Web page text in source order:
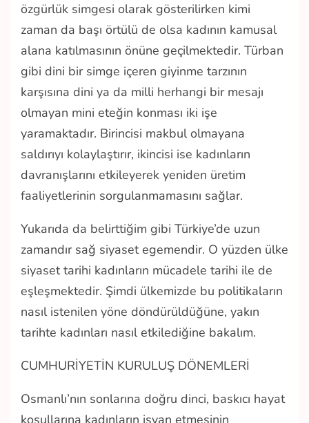
özgürlük simgesi olarak gösterilirken kimi
zaman da başı örtülü de olsa kadının kamusal
alana katılmasının önüne geçilmektedir. Türban
gibi dini bir simge içeren giyinme tarzının
karşısına dini ya da milli herhangi bir mesajı
olmayan mini eteğin konması iki işe
yaramaktadır. Birincisi makbul olmayana
saldırıyı kolaylaştırır, ikincisi ise kadınların
davranışlarını etkileyerek yeniden üretim
faaliyetlerinin sorgulanmamasını sağlar.
Yukarıda da belirttiğim gibi Türkiye’de uzun
zamandır sağ siyaset egemendir. O yüzden ülke
siyaset tarihi kadınların mücadele tarihi ile de
eşleşmektedir. Şimdi ülkemizde bu politikaların
nasıl istenilen yöne döndürüldüğüne, yakın
tarihte kadınları nasıl etkilediğine bakalım.
CUMHURİYETİN KURULUŞ DÖNEMLERİ
Osmanlı’nın sonlarına doğru dinci, baskıcı hayat